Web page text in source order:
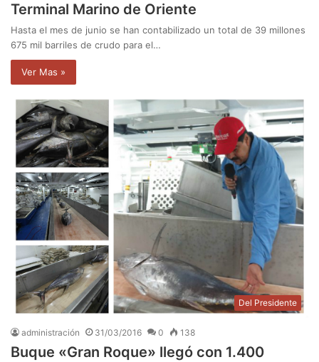
Terminal Marino de Oriente
Hasta el mes de junio se han contabilizado un total de 39 millones
675 mil barriles de crudo para el…
Ver Mas »
Del Presidente
administración 31/03/2016 0 138
Buque «Gran Roque» llegó con 1.400